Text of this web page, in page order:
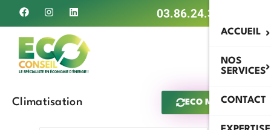
03.86.24.34.79
ACCUEIL
NOS
SERVICES
CONTACT
Climatisation ECO MAN IA